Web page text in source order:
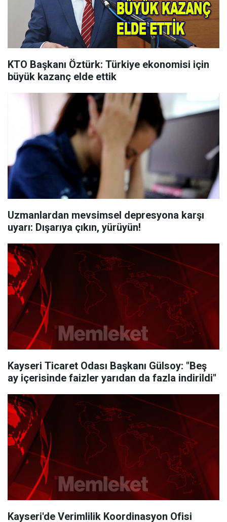
KTO Başkanı Öztürk: Türkiye ekonomisi için
büyük kazanç elde ettik
Uzmanlardan mevsimsel depresyona karşı
uyarı: Dışarıya çıkın, yürüyün!
Kayseri Ticaret Odası Başkanı Gülsoy: "Beş
ay içerisinde faizler yarıdan da fazla indirildi"
Kayseri'de Verimlilik Koordinasyon Ofisi